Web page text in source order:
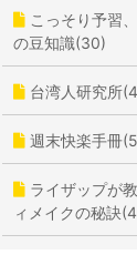
こっそり予習
の豆知識(30)
台湾人研究所
週末快楽手冊
ライザップが
ィメイクの秘訣